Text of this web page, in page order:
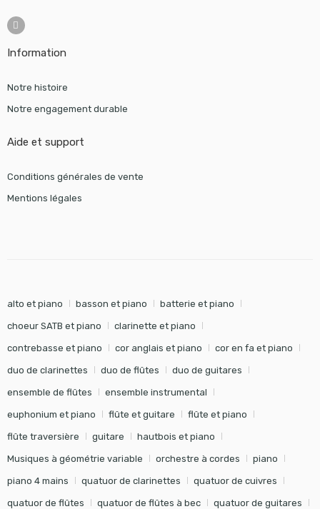
Information
Notre histoire
Notre engagement durable
Aide et support
Conditions générales de vente
Mentions légales
alto et piano basson et piano batterie et piano
choeur SATB et piano clarinette et piano
contrebasse et piano cor anglais et piano cor en fa et piano
duo de clarinettes duo de flûtes duo de guitares
ensemble de flûtes ensemble instrumental
euphonium et piano flûte et guitare flûte et piano
flûte traversière guitare hautbois et piano
Musiques à géométrie variable orchestre à cordes piano
piano 4 mains quatuor de clarinettes quatuor de cuivres
quatuor de flûtes quatuor de flûtes à bec quatuor de guitares